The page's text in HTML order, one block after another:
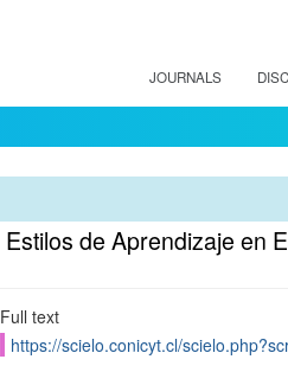
JOURNALS
de Aprendizaje en
Full text
https://scielo.conicyt.cl/